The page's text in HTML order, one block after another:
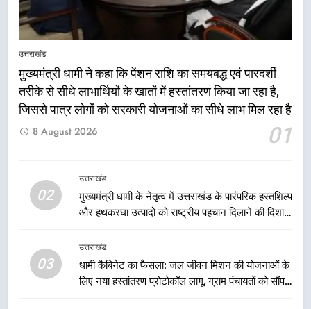
उत्तराखंड
मुख्यमंत्री धामी ने कहा कि पेंशन राशि का समयबद्ध एवं पारदर्शी
तरीके से सीधे लाभार्थियों के खातों में हस्तांतरण किया जा रहा है,
जिससे पात्र लोगों को सरकारी योजनाओं का सीधे लाभ मिल रहा है
01
8 August 2026
02
उत्तराखंड
मुख्यमंत्री धामी के नेतृत्व में उत्तराखंड के पारंपरिक हस्तशिल्प
और हथकरघा उत्पादों को राष्ट्रीय पहचान दिलाने की दिशा में
03
उत्तराखंड
धामी कैबिनेट का फैसला: जल जीवन मिशन की योजनाओं के
लिए नया हस्तांतरण प्रोटोकॉल लागू, ग्राम पंचायतों को सौंपने
7
स्टेशन पर अछनेरा-टनकपुर एक्सप्रेस का
ठहराव हुआ स्वीकृत
उत्तराखंड
8
मुख्यमंत्री धामी के कुशल नेतृत्व में कांवड़
लाभार्थियों के खातों में हस्तांतरण किया जा
रहा है, जिससे पात्र लोगों को सरकारी
उत्तराखंड